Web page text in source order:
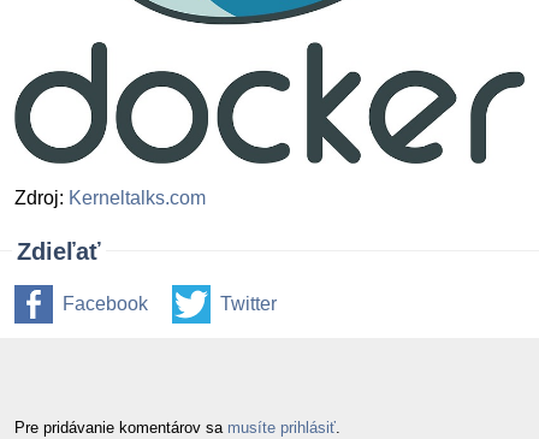
Zdroj: Kerneltalks.com
Zdieľať
Facebook Twitter
Pre pridávanie komentárov sa musíte prihlásiť.